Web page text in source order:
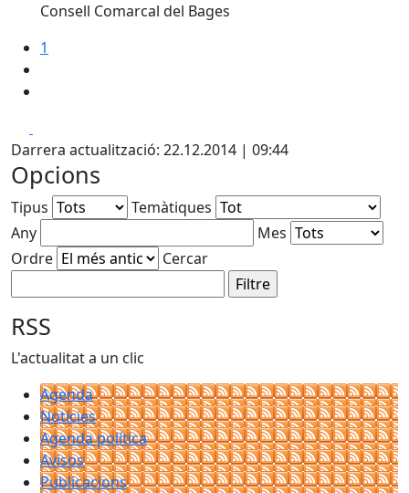
Consell Comarcal del Bages
1
Darrera actualització: 22.12.2014 | 09:44
Opcions
Tipus
Temàtiques
Any
Mes
Ordre
Cercar
RSS
L'actualitat a un clic
Agenda
Notícies
Agenda política
Avisos
Publicacions